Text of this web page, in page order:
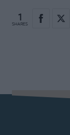
1
SHARES